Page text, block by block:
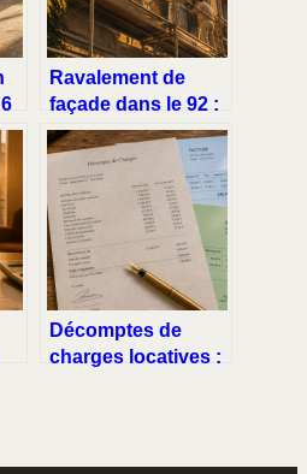
Ravalement de
façade dans le 92 :
4 solutions
techniques pour
protéger vos murs
Décomptes de
charges locatives :
surfacturations